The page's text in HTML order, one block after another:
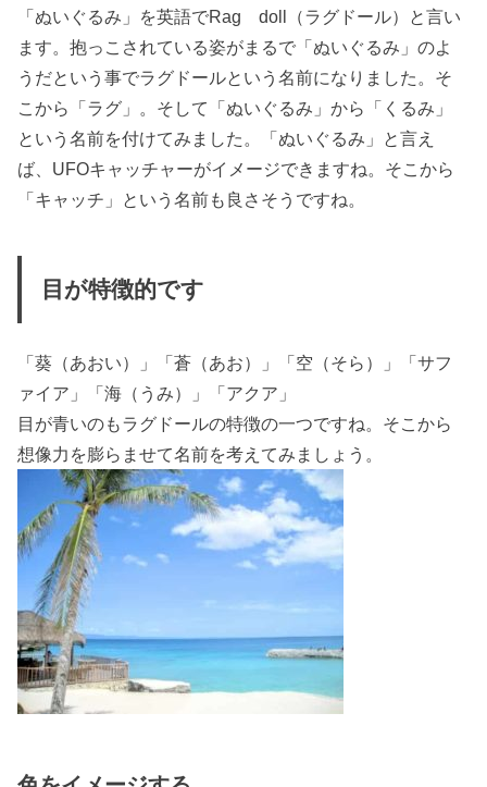
「ぬいぐるみ」を英語でRag doll（ラグドール）と言い
ます。抱っこされている姿がまるで「ぬいぐるみ」のよ
うだという事でラグドールという名前になりました。そ
こから「ラグ」。そして「ぬいぐるみ」から「くるみ」
という名前を付けてみました。「ぬいぐるみ」と言え
ば、UFOキャッチャーがイメージできますね。そこから
「キャッチ」という名前も良さそうですね。
目が特徴的です
「葵（あおい）」「蒼（あお）」「空（そら）」「サフ
ァイア」「海（うみ）」「アクア」
目が青いのもラグドールの特徴の一つですね。そこから
想像力を膨らませて名前を考えてみましょう。